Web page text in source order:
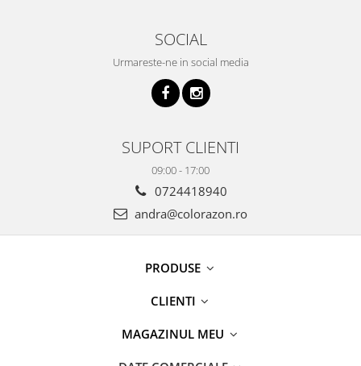
SOCIAL
Urmareste-ne in social media
SUPORT CLIENTI
09:00 - 17:00
0724418940
andra@colorazon.ro
PRODUSE
CLIENTI
MAGAZINUL MEU